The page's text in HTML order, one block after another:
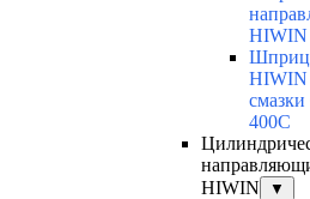
HIWIN
Шприц
HIWIN
400C
HIWIN
▼